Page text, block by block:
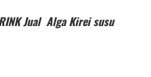
Jual Alga Kirei susu